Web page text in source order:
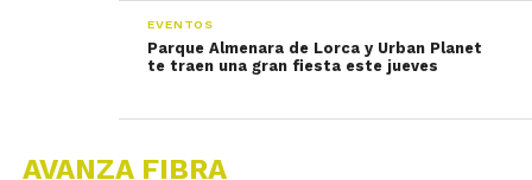
EVENTOS
Parque Almenara de Lorca y Urban Planet
te traen una gran fiesta este jueves
AVANZA FIBRA